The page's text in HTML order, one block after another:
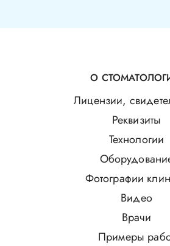
О
Лицензии,
Реквизиты
Технологии
Фотографии
Видео
Врачи
Примеры